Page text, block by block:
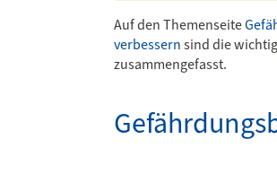
Auf den Themenseite
verbessernsind die
zusammengefasst.